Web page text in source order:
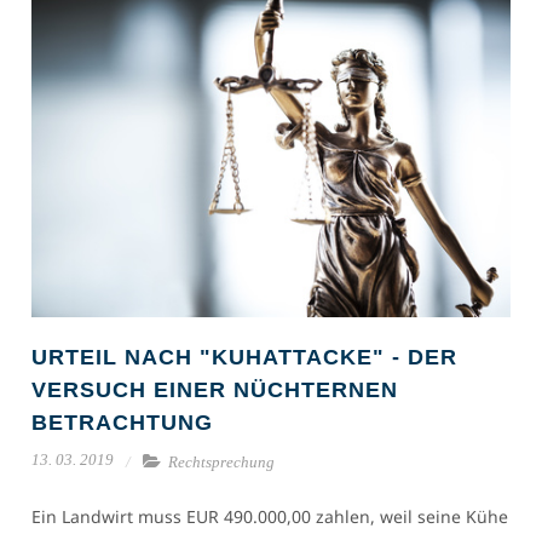
URTEIL NACH "KUHATTACKE" - DER
VERSUCH EINER NÜCHTERNEN
BETRACHTUNG
13. 03. 2019 Rechtsprechung
Ein Landwirt muss EUR 490.000,00 zahlen, weil seine Kühe